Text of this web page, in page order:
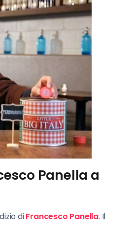
Panella a
diFrancesco Panella. Il